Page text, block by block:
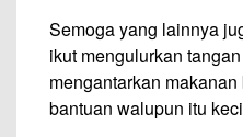
Semoga yang lainnya
ikut mengulurkan
mengantarkan
bantuan walupun itu